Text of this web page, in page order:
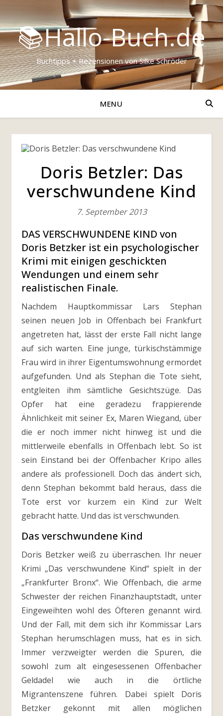
📚Hallo-Buch.de
Buchtipps + Rezensionen von Silke Schröder
MENU
Doris Betzler: Das
verschwundene Kind
7. September 2013
DAS VERSCHWUNDENE KIND von
Doris Betzker ist ein psychologischer
Krimi mit einigen geschickten
Wendungen und einem sehr
realistischen Finale.
Nachdem Hauptkommissar Lars Stephan
seinen neuen Job in Offenbach bei Frankfurt
angetreten hat, lässt der erste Fall nicht lange
auf sich warten. Eine junge, türkischstämmige
Frau wird in ihrer Eigentumswohnung ermordet
aufgefunden. Und als Stephan die Tote sieht,
entgleiten ihm sämtliche Gesichtszüge. Das
Opfer hat eine geradezu frappierende
Ähnlichkeit mit seiner Ex, Maren Wiegand, über
die er noch immer nicht hinweg ist und die
mittlerweile ebenfalls in Offenbach lebt. So ist
sein Einstand bei der Offenbacher Kripo alles
andere als professionell. Doch das ändert sich,
denn Stephan bekommt bald heraus, dass die
Tote erst vor kurzem ein Kind zur Welt
gebracht hatte. Und das ist verschwunden.
Das verschwundene Kind
Doris Betzker weiß zu überraschen. Ihr neuer
Krimi „Das verschwundene Kind“ spielt in der
„Frankfurter Bronx“. Wie Offenbach, die arme
Schwester der reichen Finanzhauptstadt, unter
Eingeweihten wohl des Öfteren genannt wird.
Und der Fall, mit dem sich ihr Kommissar Lars
Stephan herumschlagen muss, hat es in sich.
Immer verzweigter werden die Spuren, die
sowohl zum alt eingesessenen Offenbacher
Geldadel wie auch in die örtliche
Migrantenszene führen. Dabei spielt Doris
Betzker gekonnt mit allen möglichen